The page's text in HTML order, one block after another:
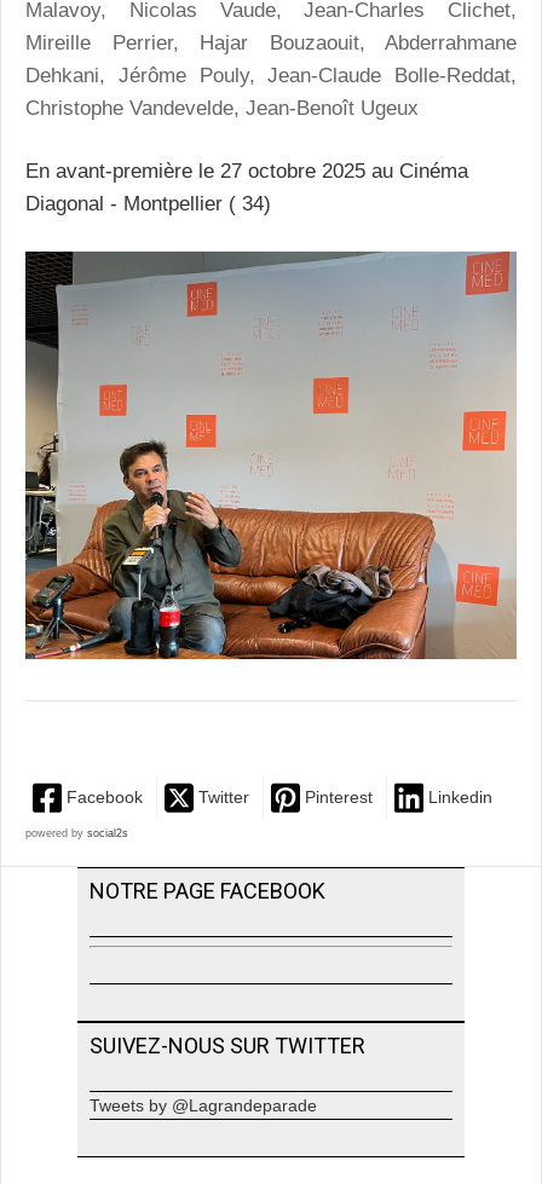
Malavoy, Nicolas Vaude, Jean-Charles Clichet,
Mireille Perrier, Hajar Bouzaouit, Abderrahmane
Dehkani, Jérôme Pouly, Jean-Claude Bolle-Reddat,
Christophe Vandevelde, Jean-Benoît Ugeux
En avant-première le 27 octobre 2025 au Cinéma
Diagonal - Montpellier ( 34)
Facebook Twitter Pinterest Linkedin
powered by social2s
NOTRE PAGE FACEBOOK
SUIVEZ-NOUS SUR TWITTER
Tweets by @Lagrandeparade